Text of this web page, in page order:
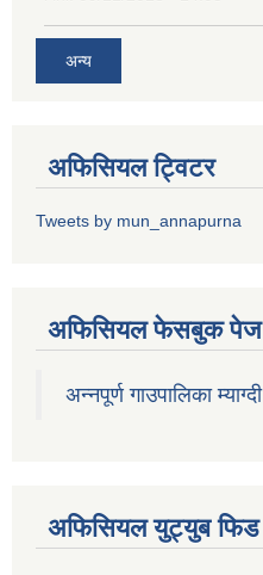
अन्य
अफिसियल ट्विटर
Tweets by mun_annapurna
अफिसियल फेसबुक पेज
अन्नपूर्ण गाउपालिका म्याग्दी
अफिसियल युट्युब फिड